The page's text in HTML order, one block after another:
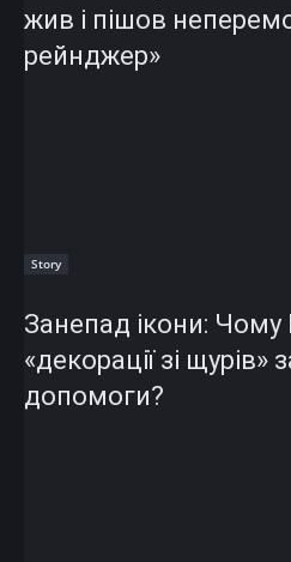
жив і пішов
рейнджер»
Story
Занепад ікони: Чому
«декорації зі щурів»
допомоги?